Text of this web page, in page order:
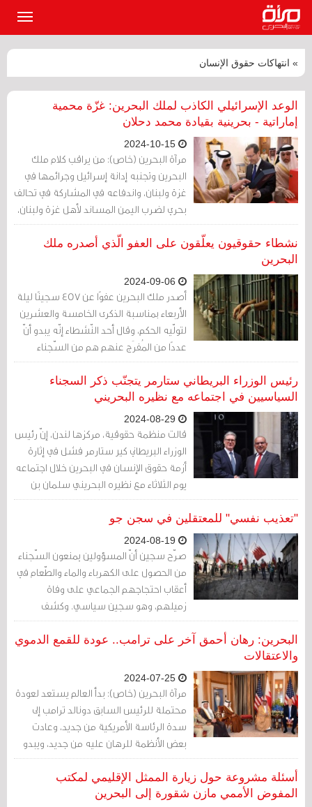
» انتهاكات حقوق الإنسان
الوعد الإسرائيلي الكاذب لملك البحرين: غزّة محمية
إماراتية - بحرينية بقيادة محمد دحلان
مرآة البحرين (خاص): من يراقب كلام ملك
البحرين وتجنبه إدانة إسرائيل وجرائمها في
غزة ولبنان، واندفاعه في المشاركة في تحالف
بحري لضرب اليمن المساند لأهل غزة ولبنان،
يرى أن ثمة خيارا حاسما اتخذه الملك والعائلة
الحاكمة من بوضع كل ثقلهم مع المشروع
نشطاء حقوقيون يعلّقون على العفو الّذي أصدره ملك
البحرين
أصدر ملك البحرين عفوًا عن 457 سجينًا ليلة
الأربعاء بمناسبة الذكرى الخامسة والعشرين
لتولّيه الحكم، وقال أحد النّشطاء إنّه يبدو أنّ
عددًا من المُفرَج عنهم هم من السّجناء
السّياسيين.
رئيس الوزراء البريطاني ستارمر يتجنّب ذكر السجناء
السياسيين في اجتماعه مع نظيره البحريني
قالت منظمة حقوقية، مركزها لندن، إنّ رئيس
الوزراء البريطاني كير ستارمر فشل في إثارة
أزمة حقوق الإنسان في البحرين خلال اجتماعه
يوم الثلاثاء مع نظيره البحريني سلمان بن
حمد آل خليفة، في داونينغ ستريت.
"تعذيب نفسي" للمعتقلين في سجن جو
صرّح سجين أنّ المسؤولين يمنعون السّجناء
من الحصول على الكهرباء والماء والطّعام في
أعقاب احتجاجهم الجماعي على وفاة
زميلهم، وهو سجين سياسي. وكشف
معتقل في سجن جو في البحرين في تسجيل
صوتي حصل عليه موقع ميدل إيست آي عن
الظّروف التي ترقى إلى "التّعذيب النّفسي".
البحرين: رهان أحمق آخر على ترامب.. عودة للقمع الدموي
والاعتقالات
مرآة البحرين (خاص): بدأ العالم يستعد لعودة
محتملة للرئيس السابق دونالد ترامب إلى
سدة الرئاسة الأمريكية من جديد، وعادت
بعض الأنظمة للرهان عليه من جديد، ويبدو
أن هذا هو رهان بيت الحكم في البحرين، رهان
أحمق آخر.
أسئلة مشروعة حول زيارة الممثل الإقليمي لمكتب
المفوض الأممي مازن شقورة إلى البحرين